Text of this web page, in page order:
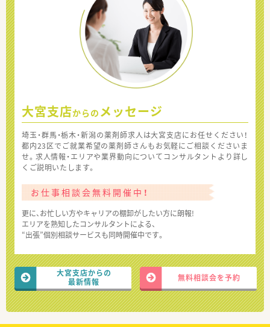
大宮支店からの メッセージ
埼玉・群馬・栃木・新潟の薬剤師求人は大宮支店にお任せください！
都内23区でご就業希望の薬剤師さんもお気軽にご相談くださいま
せ。求人情報・エリアや業界動向についてコンサルタントより詳し
くご説明いたします。
お仕事相談会無料開催中！
更に、お忙しい方やキャリアの棚卸がしたい方に朗報!
エリアを熟知したコンサルタントによる、
“出張”個別相談サービスも同時開催中です。
大宮支店からの
最新情報
無料相談会を予約